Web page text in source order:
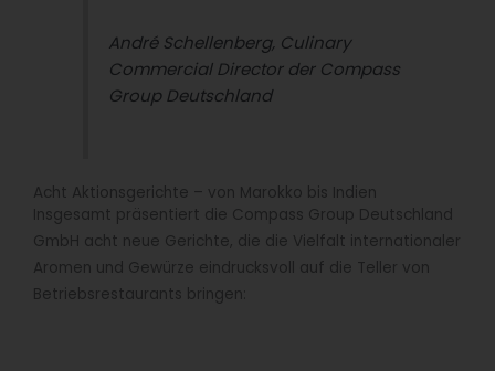
André Schellenberg, Culinary
Commercial Director der Compass
Group Deutschland
Acht Aktionsgerichte – von Marokko bis Indien
Insgesamt präsentiert die Compass Group Deutschland
GmbH acht neue Gerichte, die die Vielfalt internationaler
Aromen und Gewürze eindrucksvoll auf die Teller von
Betriebsrestaurants bringen: